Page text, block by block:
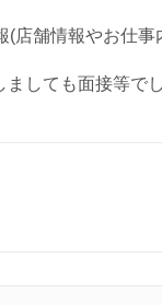
(店舗情報やお仕
しても面接等で